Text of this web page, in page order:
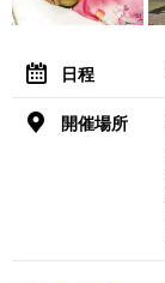
日程
開催場所